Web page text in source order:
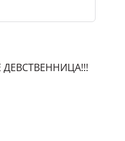
ДЕВСТВЕННИЦА!!!